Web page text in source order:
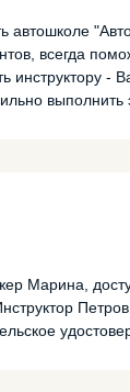
автошколе
всегда
инструктору
Марина,